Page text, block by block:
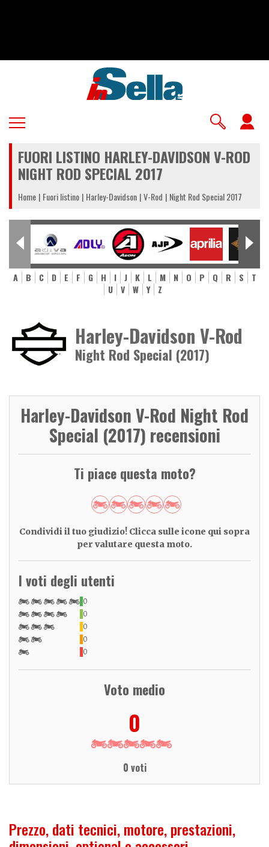
FUORI LISTINO HARLEY-DAVIDSON V-ROD
NIGHT ROD SPECIAL 2017
Home Fuori listino Harley-Davidson V-Rod Night Rod Special 2017
A B C D E F G H I J K L M N O P Q R S
T
U
V W Y Z
Harley-Davidson V-Rod
Night Rod Special (2017)
Harley-Davidson V-Rod Night Rod
Special (2017) recensioni
Ti piace questa moto?
Condividi il tuo giudizio! Clicca sulle icone qui sopra
per valutare questa moto.
I voti degli utenti
0
0
0
0
0
Voto medio
0
0 voti
Prezzo, dati tecnici, motore, prestazioni,